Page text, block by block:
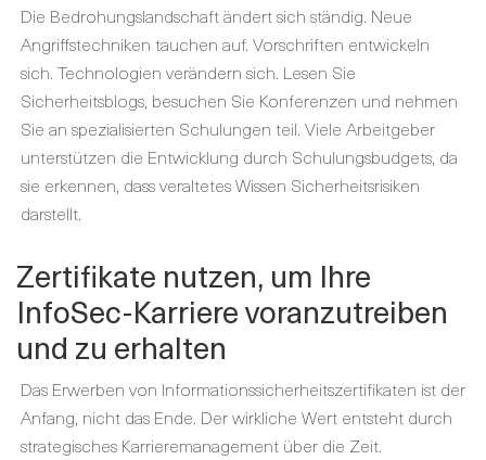
Die Bedrohungslandschaft ändert sich ständig. Neue
Angriffstechniken tauchen auf. Vorschriften entwickeln
sich. Technologien verändern sich. Lesen Sie
Sicherheitsblogs, besuchen Sie Konferenzen und nehmen
Sie an spezialisierten Schulungen teil. Viele Arbeitgeber
unterstützen die Entwicklung durch Schulungsbudgets, da
sie erkennen, dass veraltetes Wissen Sicherheitsrisiken
darstellt.
Zertifikate nutzen, um Ihre
InfoSec-Karriere voranzutreiben
und zu erhalten
Das Erwerben von Informationssicherheitszertifikaten ist der
Anfang, nicht das Ende. Der wirkliche Wert entsteht durch
strategisches Karrieremanagement über die Zeit.